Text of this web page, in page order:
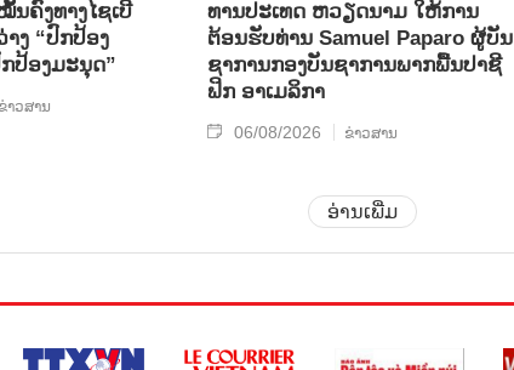
ຄົງທາງໄຊເບີ
ງ “ປົກປ້ອງ
ປ້ອງມະນຸດ”
ຂ່າວສານ
ທານ​ປະ​ເທດ ​ຫວຽດ​ນາມ ໃຫ້​ການ​
ຕ້ອນ​ຮັບ​ທ່ານ Samuel Paparo ຜູ້​ບັນ​
ຊາ​ການກອງ​ບັນ​ຊາ​ການພາກ​ພື້ນ​ປາ​ຊີ​
ຟິກ ອາ​ເມ​ລິ​ກາ
06/08/2026 ຂ່າວສານ
ອ່ານເພີ່ມ